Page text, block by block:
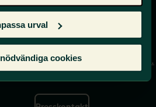
urval
cookies
Press
Journalist – du når oss
på press@sverigeslarare.
se